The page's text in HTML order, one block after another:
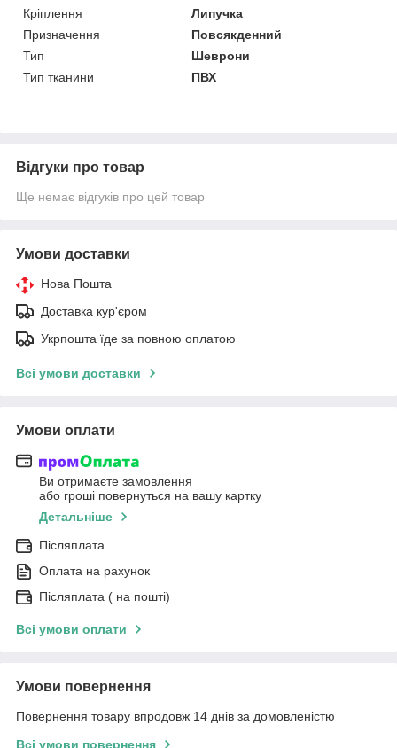
Кріплення
Липучка
Призначення
Повсякденний
Тип
Шеврони
Тип тканини
ПВХ
Відгуки про товар
Ще немає відгуків про цей товар
Умови доставки
Нова Пошта
Доставка кур'єром
Укрпошта їде за повною оплатою
Всі умови доставки
Умови оплати
Ви отримаєте замовлення
або гроші повернуться на вашу картку
Детальніше
Післяплата
Оплата на рахунок
Післяплата ( на пошті)
Всі умови оплати
Умови повернення
Повернення товару впродовж 14 днів за домовленістю
Всі умови повернення